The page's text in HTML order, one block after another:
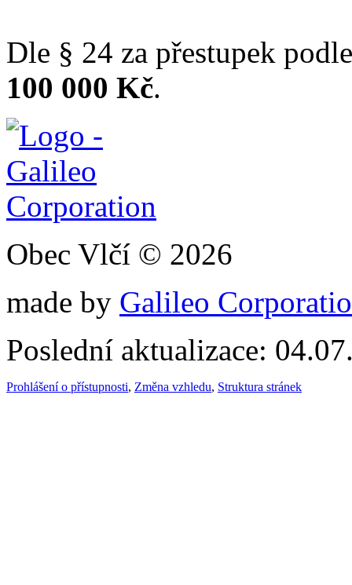
Dle § 24 za přestupek
100 000 Kč.
Obec Vlčí © 2026
made by Galileo
Poslední aktualizace:
Prohlášení o přístupnosti, Změna vzhledu, Struktura stránek